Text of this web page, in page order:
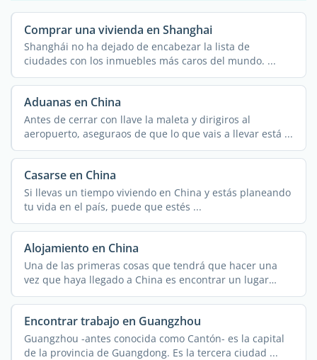
Comprar una vivienda en Shanghai
Shanghái no ha dejado de encabezar la lista de
ciudades con los inmuebles más caros del mundo. ...
Aduanas en China
Antes de cerrar con llave la maleta y dirigiros al
aeropuerto, aseguraos de que lo que vais a llevar está ...
Casarse en China
Si llevas un tiempo viviendo en China y estás planeando
tu vida en el país, puede que estés ...
Alojamiento en China
Una de las primeras cosas que tendrá que hacer una
vez que haya llegado a China es encontrar un lugar
donde ...
Encontrar trabajo en Guangzhou
Guangzhou -antes conocida como Cantón- es la capital
de la provincia de Guangdong. Es la tercera ciudad ...